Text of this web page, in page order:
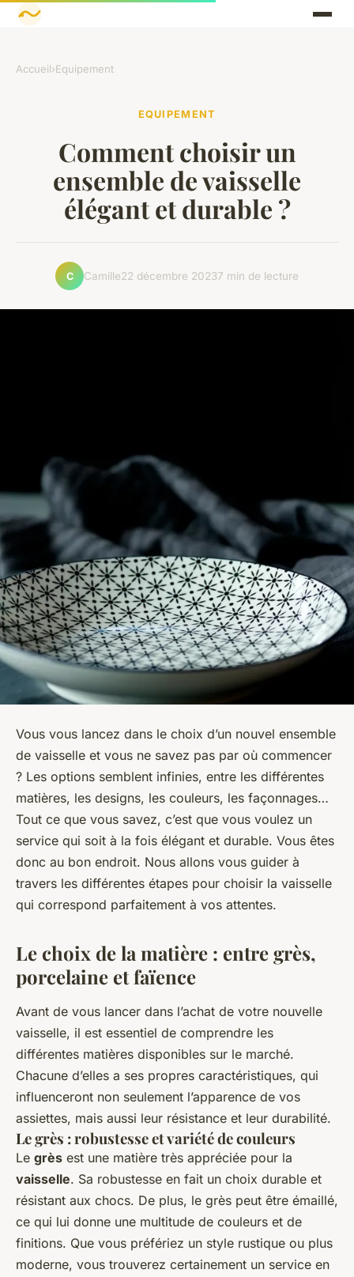
Accueil›Equipement
EQUIPEMENT
Comment choisir un
ensemble de vaisselle
élégant et durable ?
C Camille22 décembre 20237 min de lecture
Vous vous lancez dans le choix d’un nouvel ensemble
de vaisselle et vous ne savez pas par où commencer
? Les options semblent infinies, entre les différentes
matières, les designs, les couleurs, les façonnages…
Tout ce que vous savez, c’est que vous voulez un
service qui soit à la fois élégant et durable. Vous êtes
donc au bon endroit. Nous allons vous guider à
travers les différentes étapes pour choisir la vaisselle
qui correspond parfaitement à vos attentes.
Le choix de la matière : entre grès,
porcelaine et faïence
Avant de vous lancer dans l’achat de votre nouvelle
vaisselle, il est essentiel de comprendre les
différentes matières disponibles sur le marché.
Chacune d’elles a ses propres caractéristiques, qui
influenceront non seulement l’apparence de vos
assiettes, mais aussi leur résistance et leur durabilité.
Le grès : robustesse et variété de couleurs
Le grès est une matière très appréciée pour la
vaisselle. Sa robustesse en fait un choix durable et
résistant aux chocs. De plus, le grès peut être émaillé,
ce qui lui donne une multitude de couleurs et de
finitions. Que vous préfériez un style rustique ou plus
moderne, vous trouverez certainement un service en